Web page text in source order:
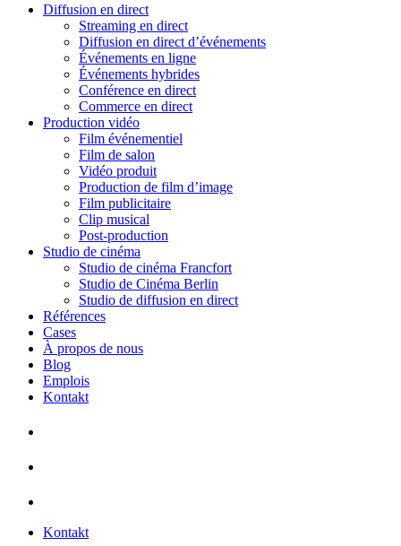
Menu
Diffusion en direct
Streaming en direct
Diffusion en direct d’événements
Événements en ligne
Événements hybrides
Conférence en direct
Commerce en direct
Production vidéo
Film événementiel
Film de salon
Vidéo produit
Production de film d’image
Film publicitaire
Clip musical
Post-production
Studio de cinéma
Studio de cinéma Francfort
Studio de Cinéma Berlin
Studio de diffusion en direct
Références
Cases
À propos de nous
Blog
Emplois
Kontakt
Kontakt